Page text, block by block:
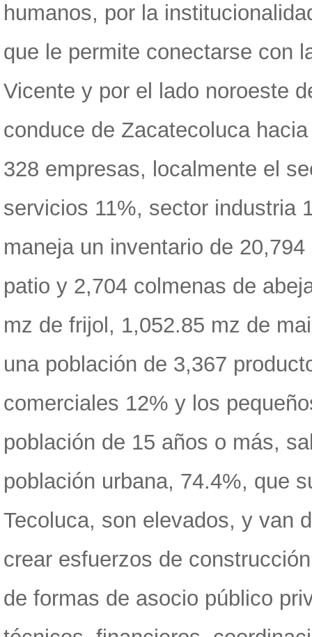
humanos, por la
que le permite conectarse con
Vicente y por el lado noroeste
conduce de Zacatecoluca
328 empresas, localmente el
servicios 11%, sector industria
maneja un inventario de
patio y 2,704 colmenas de
mz de frijol, 1,052.85 mz de
una población de 3,367
comerciales 12% y los
población de 15 años o más,
población urbana, 74.4%, que
Tecoluca, son elevados, y van
crear esfuerzos de
de formas de asocio público